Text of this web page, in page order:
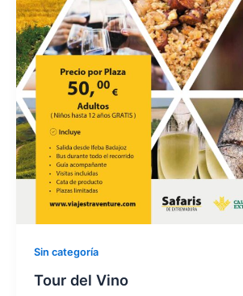
Sin categoría
Tour del Vino